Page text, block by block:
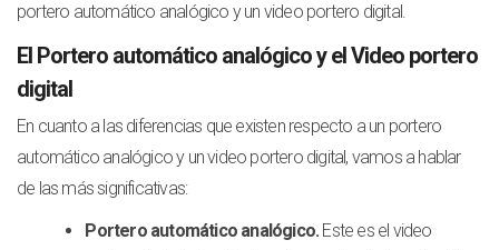
portero automático analógico y un video portero digital.
El Portero automático analógico y el Video portero
digital
En cuanto a las diferencias que existen respecto a un portero
automático analógico y un video portero digital, vamos a hablar
de las más significativas:
Portero automático analógico. Este es el video